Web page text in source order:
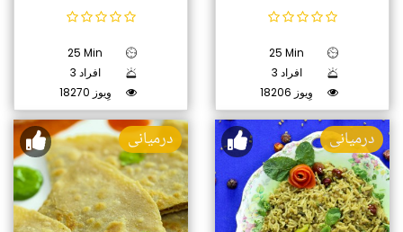
25 Min
3 افراد
18270 وِیوز
25 Min
3 افراد
18206 وِیوز
درمیانی درمیانی